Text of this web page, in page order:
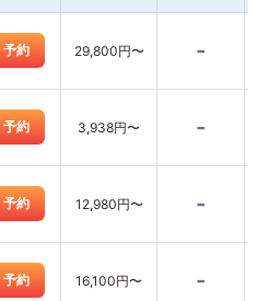
予約 29,800円〜 -
予約 3,938円〜 -
予約 12,980円〜 -
予約 16,100円〜 -